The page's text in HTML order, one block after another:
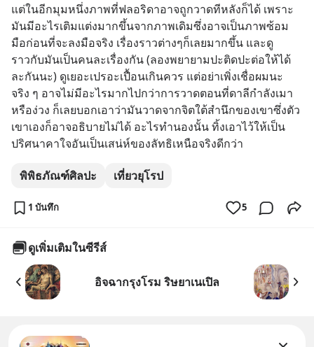
แต่ในอีกมุมหนึ่งภาพที่ฟลอริดาอาจถูกวาดทีหลังก็ได้ เพราะ
มันมีอะไรเติมแต่งมากขึ้นจากภาพเดิมซึ่งอาจเป็นภาพซ้อม
มือก่อนที่จะลงมือจริง เรื่องราวต่างๆก็เลยมากขึ้น และดู
ราวกับมันเป็นคนละเรื่องกัน (ลองพยายามปะติดปะต่อให้ได้
ละกันนะ) ดูเยอะเปรอะเปื้อนเกินควร แต่อย่าเพิ่งเชื่อผมนะ
จริง ๆ อาจไม่มีอะไรมากไปกว่าการวาดตอนที่ดาลีกำลังเมา
หรือง่วง ก็เลยบอกเอาว่ามันวาดจากจิตใต้สำนึกของเขาซึ่งตัว
เขาเองก็อาจอธิบายไม่ได้ อะไรทำนองนั้น ทิ้งเอาไว้ให้เป็น
ปริศนาคาใจอันเป็นเสน่ห์ของลัทธิเหนือจริงดีกว่า
พิพิธภัณฑ์ศิลปะ เที่ยวยุโรป
1 บันทึก 5
ดูเพิ่มเติมในซีรีส์
อิจฉากรุงโรม ริษยาเนเปิล